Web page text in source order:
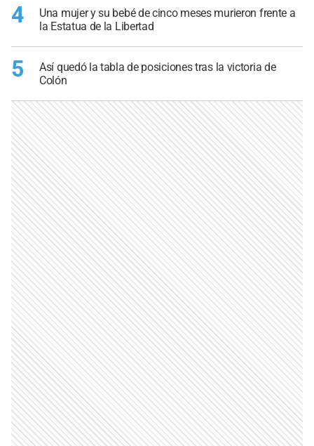
4
Una mujer y su bebé de cinco meses murieron frente a
la Estatua de la Libertad
5
Así quedó la tabla de posiciones tras la victoria de
Colón